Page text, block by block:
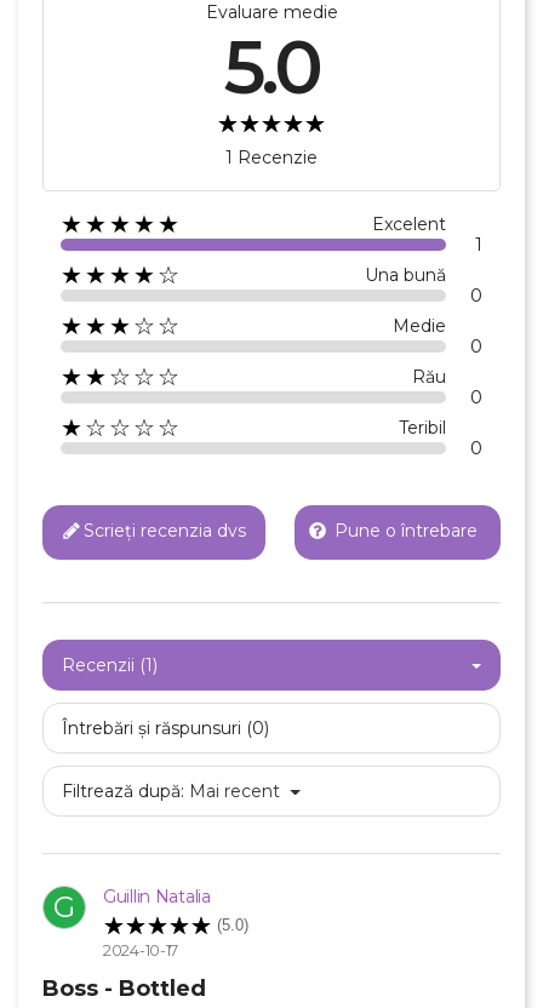
Evaluare medie
5.0
1 Recenzie
★★★★★ Excelent
1
★★★★☆ Una bună
0
★★★☆☆ Medie
0
★★☆☆☆ Rău
0
★☆☆☆☆ Teribil
0
Scrieți recenzia dvs Pune o întrebare
Recenzii (1)
Întrebări și răspunsuri (0)
Filtrează după: Mai recent
G Guillin Natalia
(5.0)
2024-10-17
Boss - Bottled
Creeaza o lista de dorinte